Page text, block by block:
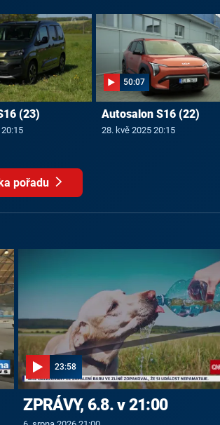
(23)
50:07
Autosalon S16 (22)
28. kvě 2025 20:15
pořadu
23:58
ZPRÁVY, 6.8. v 21:00